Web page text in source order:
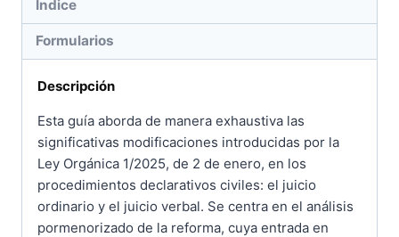
Índice
Formularios
Descripción
Esta guía aborda de manera exhaustiva las
significativas modificaciones introducidas por la
Ley Orgánica 1/2025, de 2 de enero, en los
procedimientos declarativos civiles: el juicio
ordinario y el juicio verbal. Se centra en el análisis
pormenorizado de la reforma, cuya entrada en